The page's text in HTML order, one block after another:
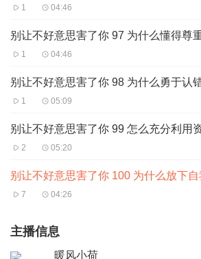
1 04:46
1 04:46
1 05:09
2 05:20
7 04:26
主播信息
暖风小荷